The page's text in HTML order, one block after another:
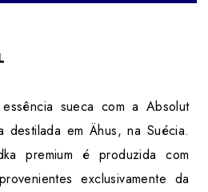
sueca com a Absolut
destilada em Ähus, na Suécia.
premium é produzida com
exclusivamente da